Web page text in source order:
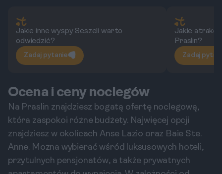
Jakie inne wyspy Seszeli warto
odwiedzić?
Zadaj pytanie
Jakie
Praslin?
Zadaj
Ocena i ceny noclegów
Na Praslin znajdziesz bogatą ofertę noclegową,
która zaspokoi różne budżety. Najwięcej opcji
znajdziesz w okolicach Anse Lazio oraz Baie Ste.
Anne. Można wybierać wśród luksusowych hoteli,
przytulnych pensjonatów, a także prywatnych